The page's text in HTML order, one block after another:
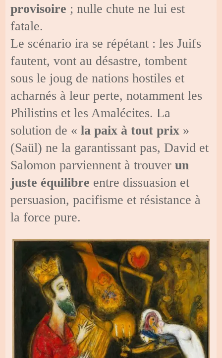
provisoire ; nulle chute ne lui est
fatale.
Le scénario ira se répétant : les Juifs
fautent, vont au désastre, tombent
sous le joug de nations hostiles et
acharnés à leur perte, notamment les
Philistins et les Amalécites. La
solution de « la paix à tout prix »
(Saül) ne la garantissant pas, David et
Salomon parviennent à trouverun
juste équilibre entre dissuasion et
persuasion, pacifisme et résistance à
la force pure.